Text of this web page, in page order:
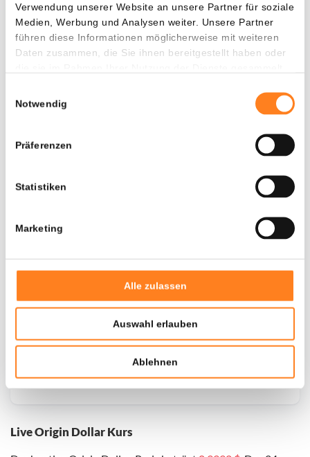
Verwendung unserer Website an unsere Partner für soziale
Medien, Werbung und Analysen weiter. Unsere Partner
führen diese Informationen möglicherweise mit weiteren
Daten zusammen, die Sie ihnen bereitgestellt haben oder
Notwendig
Präferenzen
Statistiken
Marketing
Alle zulassen
Auswahl erlauben
Ablehnen
Live Origin Dollar Kurs
verschillende cryptocurrencies.
Hätte investiert In
$
+ 0,13%